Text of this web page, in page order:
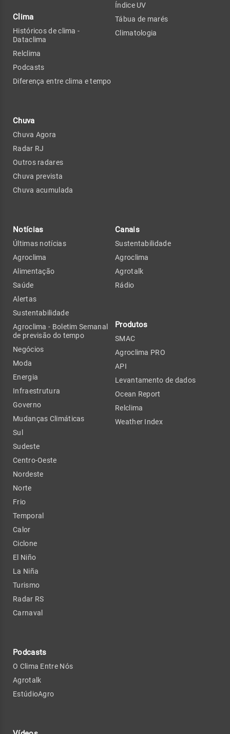
Clima
Históricos de clima -
Dataclima
Relclima
Podcasts
Diferença entre clima e tempo
Chuva
Chuva Agora
Radar RJ
Outros radares
Chuva prevista
Chuva acumulada
Índice UV
Tábua de marés
Climatologia
Notícias
Últimas notícias
Agroclima
Alimentação
Saúde
Alertas
Sustentabilidade
Agroclima - Boletim Semanal
de previsão do tempo
Negócios
Moda
Energia
Infraestrutura
Governo
Mudanças Climáticas
Sul
Sudeste
Centro-Oeste
Nordeste
Norte
Frio
Temporal
Calor
Ciclone
El Niño
La Niña
Turismo
Radar RS
Carnaval
Podcasts
O Clima Entre Nós
Agrotalk
EstúdioAgro
Canais
Sustentabilidade
Agroclima
Agrotalk
Rádio
Produtos
SMAC
Agroclima PRO
API
Levantamento de dados
Ocean Report
Relclima
Weather Index